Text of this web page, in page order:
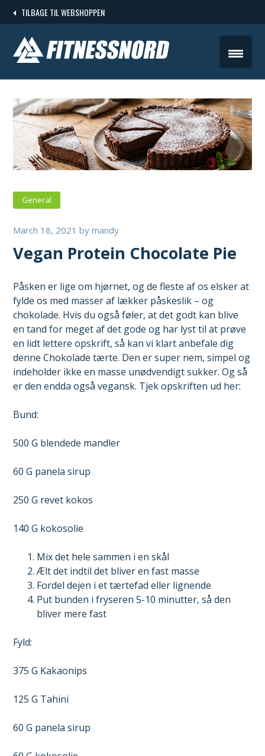
to
content
TILBAGE TIL WEBSHOPPEN
General
March 18, 2021 bymandy
Vegan Protein Chocolate Pie
Påsken er lige om hjørnet, og de fleste af os elsker at
fylde os med masser af lækker påskeslik – og
chokolade. Hvis du også føler, at det godt kan blive
en tand for meget af det gode og har lyst til at prøve
en lidt lettere opskrift, så kan vi klart anbefale dig
denne Chokolade tærte. Den er super nem, simpel og
indeholder ikke en masse unødvendigt sukker. Og så
er den endda også vegansk. Tjek opskriften ud her:
Bund:
500 G blendede mandler
60 G panela sirup
250 G revet kokos
140 G kokosolie
Mix det hele sammen i en skål
Ælt det indtil det bliver en fast masse
Fordel dejen i et tærtefad eller lignende
Put bunden i fryseren 5-10 minutter, så den
bliver mere fast
Fyld:
375 G Kakaonips
125 G Tahini
60 G panela sirup